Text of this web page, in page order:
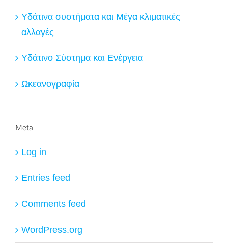
Υδάτινα συστήματα και Μέγα κλιματικές
αλλαγές
Υδάτινο Σύστημα και Ενέργεια
Ωκεανογραφία
Meta
Log in
Entries feed
Comments feed
WordPress.org